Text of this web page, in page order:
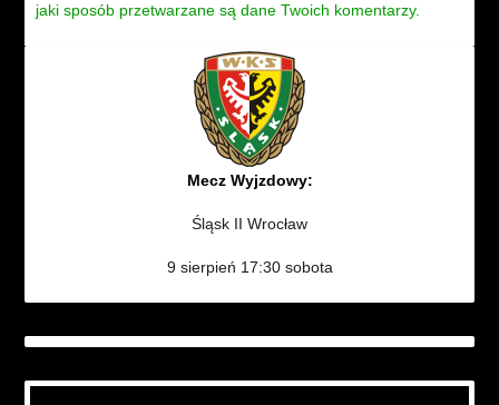
jaki sposób przetwarzane są dane Twoich komentarzy.
Mecz Wyjzdowy:
Śląsk II Wrocław
9 sierpień 17:30 sobota